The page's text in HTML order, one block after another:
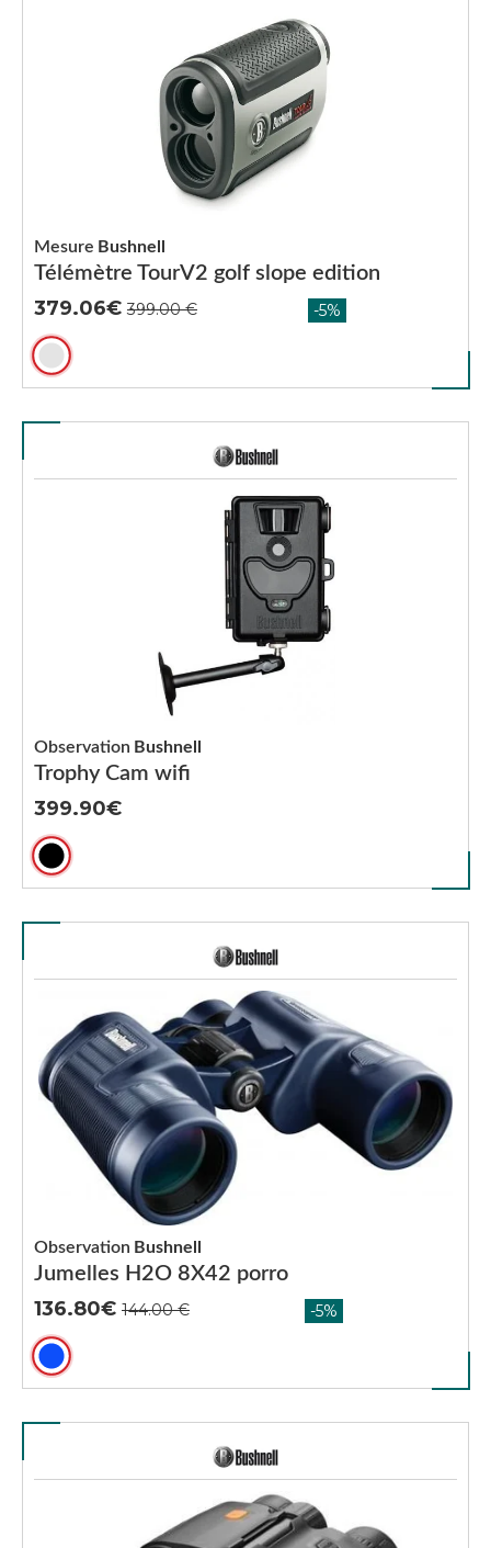
Télémètre TourV2 golf slope edition
Mesure Bushnell
379.06
Trophy Cam wifi
Observation Bushnell
399.90
Jumelles H2O 8X42 porro
Observation Bushnell
136.80